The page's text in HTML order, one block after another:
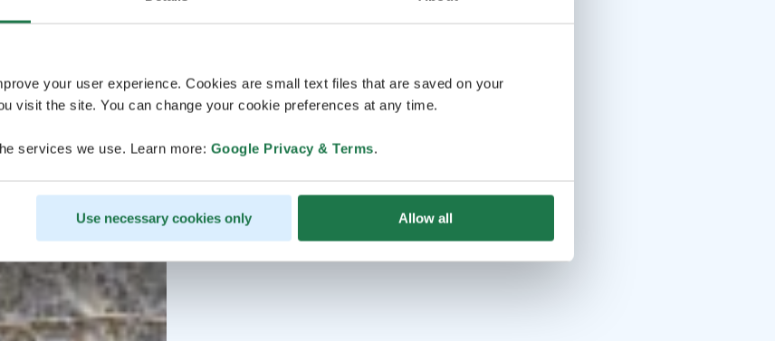
your user experience. Cookies are small text files that are saved on your
visit the site. You can change your cookie preferences at any time.
services we use. Learn more: Google Privacy & Terms.
Use necessary cookies only Allow all